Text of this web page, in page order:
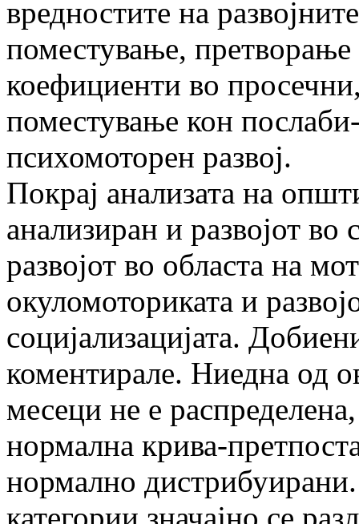
вредностите на
поместување, претворање
коефициенти во
поместување кон
психомоторен развој.
Покрај анализата на
анализиран и развојот
развојот во областа на
окуломоториката и
социјализацијата.
коментирале. Ниедна од
месеци не е
нормална крива-
нормално